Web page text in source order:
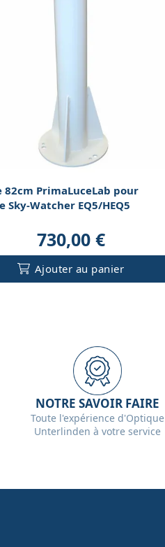
82cm PrimaLuceLab pour
Sky-Watcher EQ5/HEQ5
730,00 €
Ajouter au panier
NOTRE SAVOIR FAIRE
Toute l'expérience d'Optique
Unterlinden à votre service